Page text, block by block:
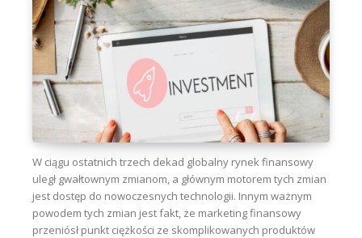
W ciągu ostatnich trzech dekad globalny rynek finansowy
uległ gwałtownym zmianom, a głównym motorem tych zmian
jest dostęp do nowoczesnych technologii. Innym ważnym
powodem tych zmian jest fakt, że marketing finansowy
przeniósł punkt ciężkości ze skomplikowanych produktów